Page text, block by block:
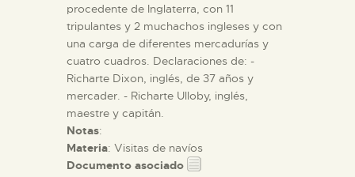
procedente de Inglaterra, con 11
tripulantes y 2 muchachos ingleses y con
una carga de diferentes mercadurías y
cuatro cuadros. Declaraciones de: -
Richarte Dixon, inglés, de 37 años y
mercader. - Richarte Ulloby, inglés,
maestre y capitán.
Notas:
Materia: Visitas de navíos
Documento asociado